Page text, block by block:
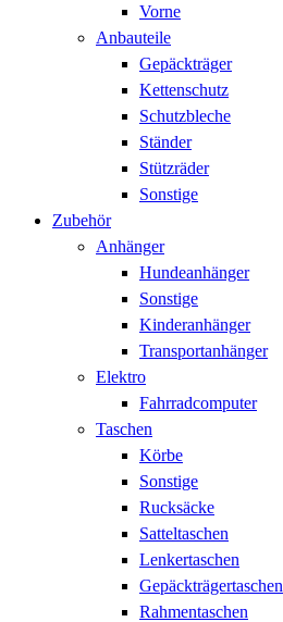
Vorne
Anbauteile
Gepäckträger
Kettenschutz
Schutzbleche
Ständer
Stützräder
Sonstige
Zubehör
Anhänger
Hundeanhänger
Sonstige
Kinderanhänger
Transportanhänger
Elektro
Fahrradcomputer
Taschen
Körbe
Sonstige
Rucksäcke
Satteltaschen
Lenkertaschen
Gepäckträgertaschen
Rahmentaschen